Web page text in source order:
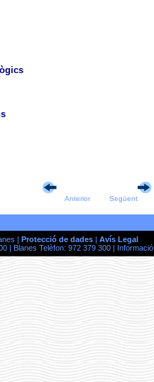
Anterior Següent
| Protecció de dades| Avís Legal
| Blanes Telèfon: 972 379 300 | Informació